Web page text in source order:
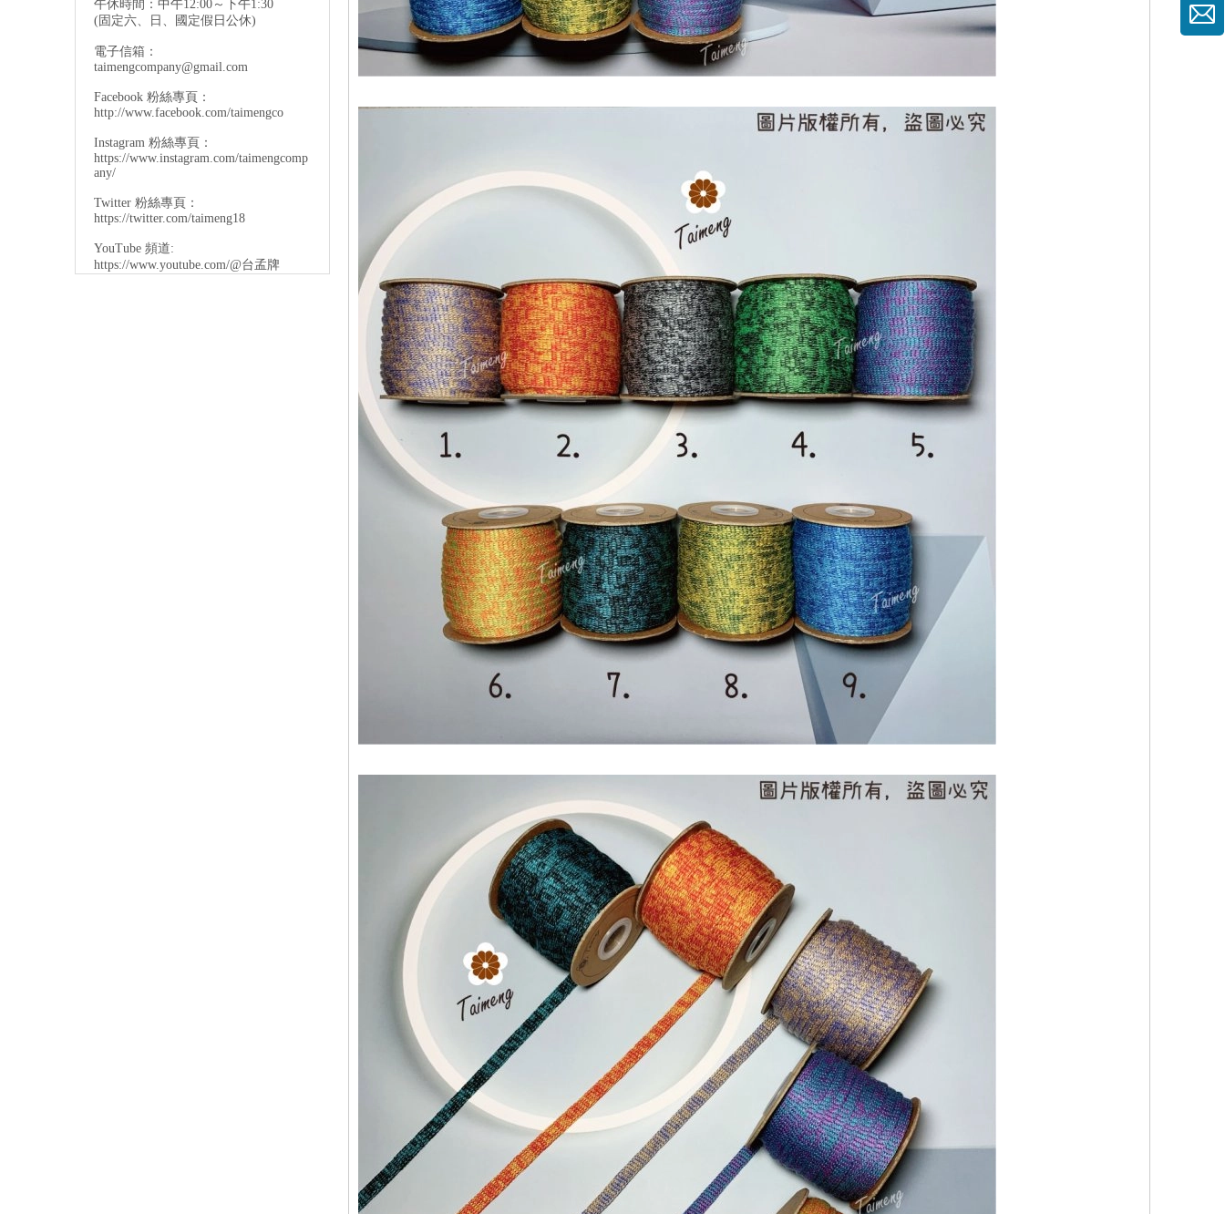
午休時間：中午12:00～下午1:30
(固定六、日、國定假日公休)
電子信箱：
taimengcompany@gmail.com
Facebook 粉絲專頁：
http://www.facebook.com/taimengco
Instagram 粉絲專頁：
https://www.instagram.com/taimengcomp
any/
Twitter 粉絲專頁：
https://twitter.com/taimeng18
YouTube 頻道:
https://www.youtube.com/@台孟牌